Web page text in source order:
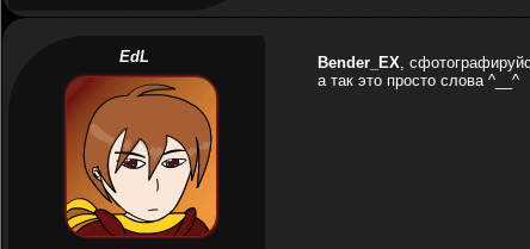
EdL
Bender_EX,
а так это просто слова ^__^